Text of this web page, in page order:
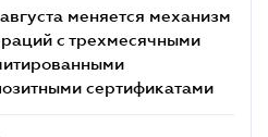
меняется механизм
с трехмесячными
сертификатами